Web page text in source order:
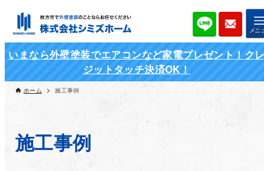
いまなら外壁塗装でエアコンなど家電プレゼント！ク
ジットタッチ決済OK！
ホーム 施工事例
施工事例